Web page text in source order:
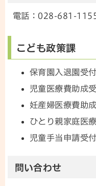
電話：028-681-
こども政策課
保育園入退園受付
児童医療費助成
妊産婦医療費助
ひとり親家庭医
児童手当申請受付
問い合わせ